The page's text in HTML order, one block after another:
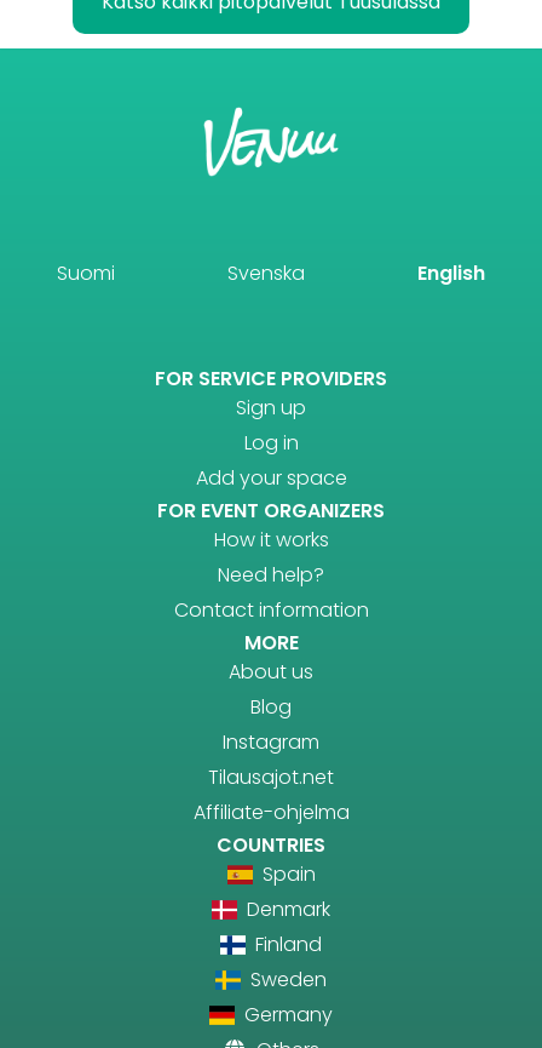
Suomi Svenska English
FOR SERVICE PROVIDERS
Sign up
Log in
Add your space
FOR EVENT ORGANIZERS
How it works
Need help?
Contact information
MORE
About us
Blog
Instagram
Tilausajot.net
Affiliate-ohjelma
COUNTRIES
Spain
Denmark
Finland
Sweden
Germany